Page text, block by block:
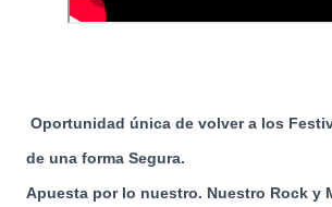
Oportunidad única de volver a los
de una forma Segura.
Apuesta por lo nuestro. Nuestro Rock y